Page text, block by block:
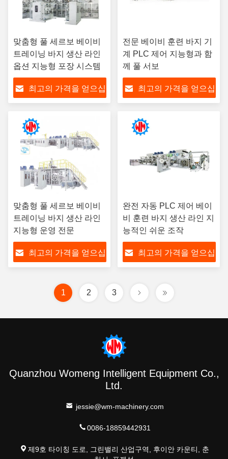
맞춤형 풀 세르보 베이비
트레이닝 바지 생산 라인
옵션 지능형 포장 시스템
최고의 가격을 얻으십
전문 베이비 훈련 바지 기
계 PLC 제어 지능형과 함
께 풀 서보
최고의 가격을 얻으십
맞춤형 풀 세르보 베이비
트레이닝 바지 생산 라인
지능형 운영 전문
최고의 가격을 얻으십
완전 자동 PLC 제어 베이
비 훈련 바지 생산 라인 지
능적인 쉬운 조작
최고의 가격을 얻으십
1 2 3
Quanzhou Womeng Intelligent Equipment Co.,
Ltd.
jessie@wm-machinery.com
0086-18859442931
제9호 타이칭 도로, 그린밸리 산업구역, 후이안 카운티, 춘